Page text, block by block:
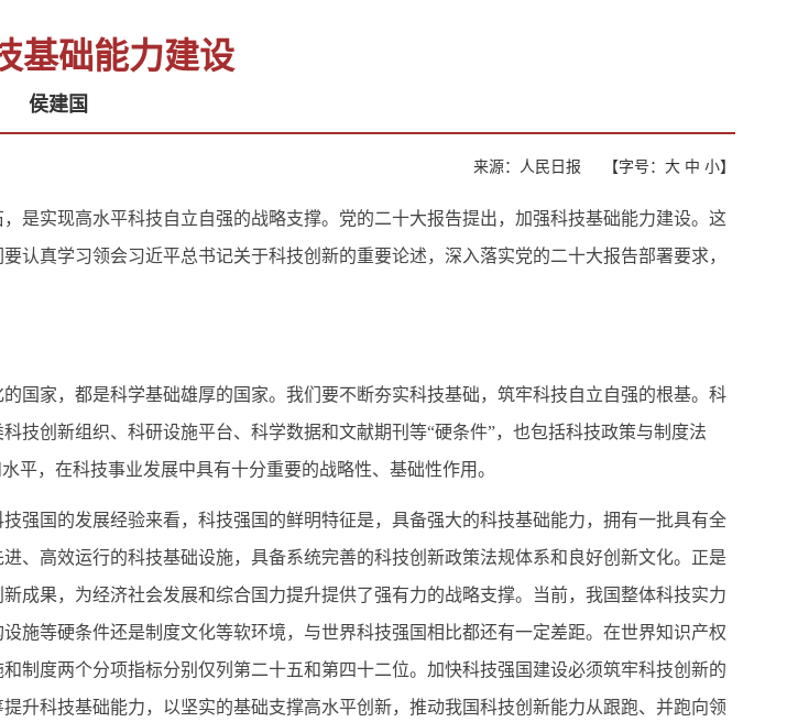
基础能力建设
侯建国
来源：人民日报 【字号： 大 中 小】
实现高水平科技自立自强的战略支撑。党的二十大报告提出，加强科技基础能力建设。这
真学习领会习近平总书记关于科技创新的重要论述，深入落实党的二十大报告部署要求，
家，都是科学基础雄厚的国家。我们要不断夯实科技基础，筑牢科技自立自强的根基。科
技创新组织、科研设施平台、科学数据和文献期刊等“硬条件”，也包括科技政策与制度法
平，在科技事业发展中具有十分重要的战略性、基础性作用。
国的发展经验来看，科技强国的鲜明特征是，具备强大的科技基础能力，拥有一批具有全
、高效运行的科技基础设施，具备系统完善的科技创新政策法规体系和良好创新文化。正是
成果，为经济社会发展和综合国力提升提供了强有力的战略支撑。当前，我国整体科技实力
施等硬条件还是制度文化等软环境，与世界科技强国相比都还有一定差距。在世界知识产权
制度两个分项指标分别仅列第二十五和第四十二位。加快科技强国建设必须筑牢科技创新的
升科技基础能力，以坚实的基础支撑高水平创新，推动我国科技创新能力从跟跑、并跑向领